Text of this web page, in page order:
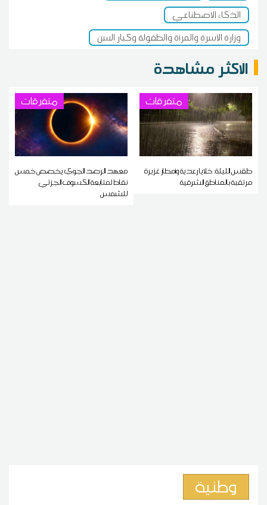
الذكاء الاصطناعي
وزارة الأسرة والمرأة والطفولة وكبار السن
الاكثر مشاهدة
متفرقات
طقس الليلة: خلايا رعدية وأمطار غزيرة
مرتقبة بالمناطق الشرقية
متفرقات
معهد الرصد الجوي يخصص خمس
نقاط لمتابعة الكسوف الجزئي
للشمس
وطنية